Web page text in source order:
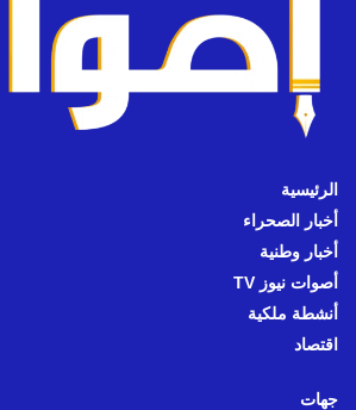
الرئيسية
أخبار الصحراء
أخبار وطنية
أصوات نيوز TV
أنشطة ملكية
اقتصاد
جهات